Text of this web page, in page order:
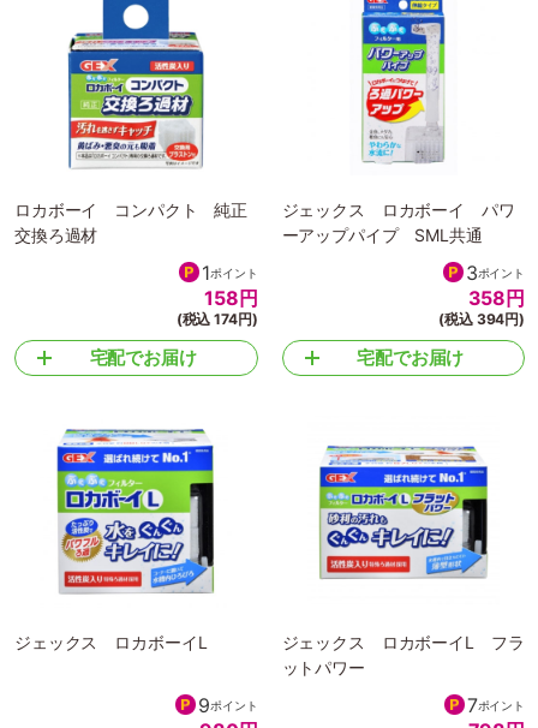
ロカボーイ コンパクト 純正
交換ろ過材
1ポイント
158 円
(税込 174円)
宅配でお届け
ジェックス ロカボーイ パワ
ーアップパイプ SML共通
3ポイント
358 円
(税込 394円)
宅配でお届け
ジェックス ロカボーイL
9ポイント
ジェックス ロカボーイL フラ
ットパワー
7ポイント